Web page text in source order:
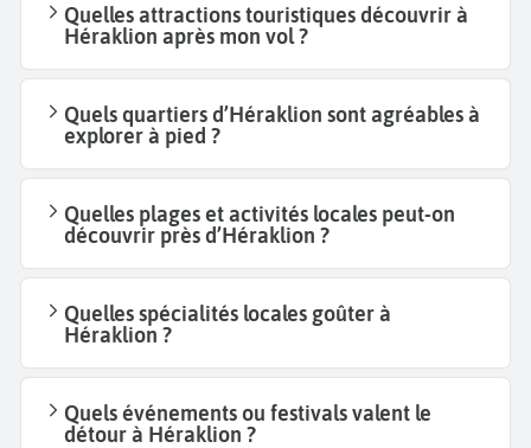
Quelles attractions touristiques découvrir à
Héraklion après mon vol ?
Quels quartiers d’Héraklion sont agréables à
explorer à pied ?
Quelles plages et activités locales peut-on
découvrir près d’Héraklion ?
Quelles spécialités locales goûter à
Héraklion ?
Quels événements ou festivals valent le
détour à Héraklion ?